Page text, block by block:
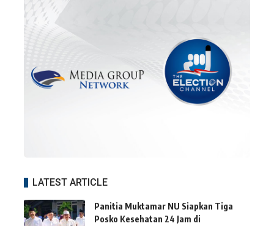
LATEST ARTICLE
Panitia Muktamar NU Siapkan Tiga
Posko Kesehatan 24 Jam di